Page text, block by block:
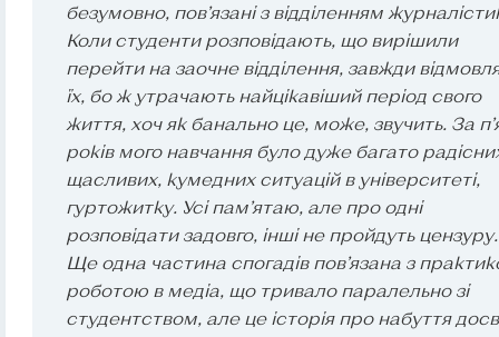
безумовно, пов’язані з відділенням
Коли студенти розповідають, що вирішили
перейти на заочне відділення, завжди
їх, бо ж утрачають найцікавіший період свого
життя, хоч як банально це, може, звучить. За
років мого навчання було дуже багато
щасливих, кумедних ситуацій в університеті,
гуртожитку. Усі пам’ятаю, але про одні
розповідати задовго, інші не пройдуть цензуру.
Ще одна частина спогадів пов’язана з
роботою в медіа, що тривало паралельно зі
студентством, але це історія про набуття